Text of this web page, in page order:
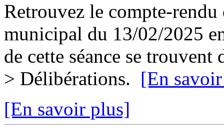
Retrouvez le compte-rendu
municipal du 13/02/2025
de cette séance se
> Délibérations. [En
[En savoir plus]